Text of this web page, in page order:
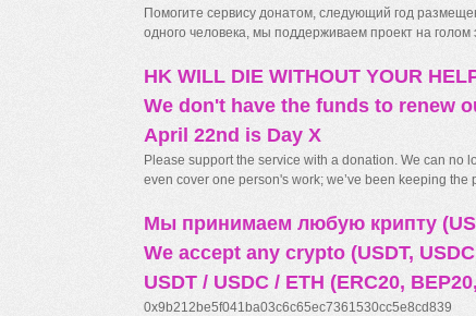
Помогите сервису донатом, следующий год
одного человека, мы поддерживаем проект на голом
HK WILL DIE WITHOUT YOUR
We don't have the funds to renew
April 22nd is Day X
Please support the service with a donation. We can no
even cover one person's work; we’ve been keeping
Мы принимаем любую крипту
We accept any crypto (USDT,
USDT / USDC / ETH (ERC20,
0x9b212be5f041ba03c6c65ec7361530cc5e8cd839